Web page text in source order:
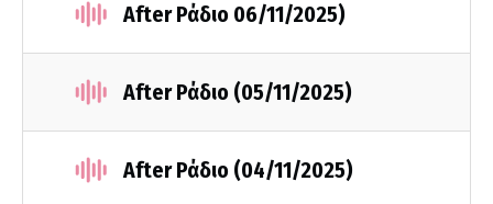
After Ράδιο 06/11/2025)
After Ράδιο (05/11/2025)
After Ράδιο (04/11/2025)